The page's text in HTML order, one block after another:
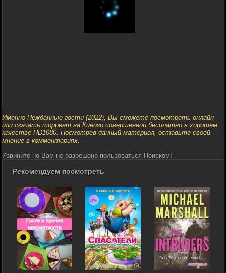
Именно Нежданные гости (2022), Вы сможете посмотреть онлайн
или скачать торрент на Киного совершенной бесплатно в хорошем
качестве HD1080. Посмотрев данный материал, оставьте своей
мнение в комментариях.
Извините но Вам не разрешено пользоваться Поиском!
Рекомендуем посмотреть